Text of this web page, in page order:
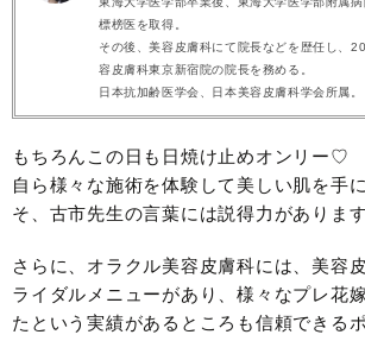
標榜医を取得。
その後、美容皮膚科にて院長などを歴任し、
容皮膚科東京新宿院の院長を務める。
日本抗加齢医学会、日本美容皮膚科学会所属。
もちろんこの日も日焼け止めオンリー♡
自ら様々な施術を体験して美しい肌を手
そ、古市先生の言葉には説得力があります
さらに、オラクル美容皮膚科には、美容
ライダルメニューがあり、様々なプレ花
たという実績があるところも信頼できる